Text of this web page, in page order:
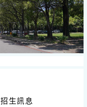
招生訊息